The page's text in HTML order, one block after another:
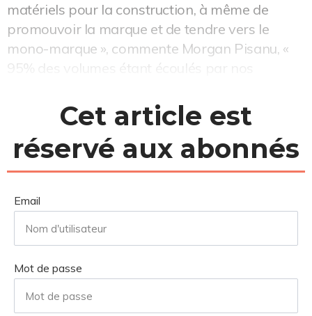
matériels pour la construction, à même de
promouvoir la marque et de tendre vers le
mono-marque », commente Morgan Pisanu, «
95% des volumes étant écoulés par nos
Cet article est
réservé aux abonnés
Email
Mot de passe